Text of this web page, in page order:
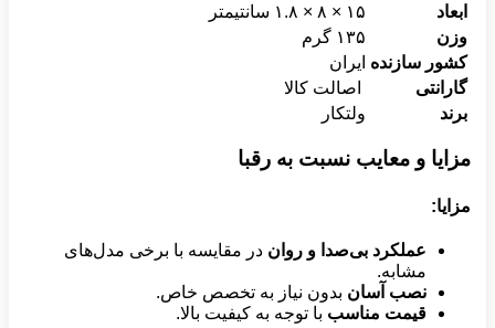
ابعاد
۱۵ × ۸ × ۱.۸ سانتیمتر
وزن
۱۳۵ گرم
کشور سازنده ایران
گارانتی
اصالت کالا
برند
ولتکار
مزایا و معایب نسبت به رقبا
مزایا:
عملکرد بی‌صدا و روان در مقایسه با برخی مدل‌های
مشابه.
نصب آسان بدون نیاز به تخصص خاص.
قیمت مناسب با توجه به کیفیت بالا.